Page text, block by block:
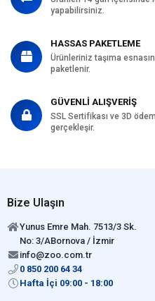
yapabilirsiniz.
HASSAS PAKETLEME
Ürünleriniz taşıma
paketlenir.
GÜVENLİ ALIŞVERİŞ
SSL Sertifikası ve 3D
gerçekleşir.
Bize Ulaşın
Yunus Emre Mah. 7513/3 Sk.
No: 3/ABornova / İzmir
info@zoo.com.tr
0 850 200 64 34
Hafta İçi 09:00 - 18:00